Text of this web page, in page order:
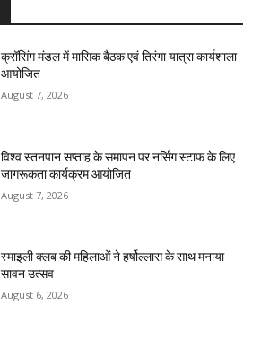
क्रॉसिंग मंडल में मासिक बैठक एवं तिरंगा यात्रा कार्यशाला
आयोजित
August 7, 2026
विश्व स्तनपान सप्ताह के समापन पर नर्सिंग स्टाफ के लिए
जागरूकता कार्यक्रम आयोजित
August 7, 2026
स्माइली क्लब की महिलाओं ने हर्षोल्लास के साथ मनाया
सावन उत्सव
August 6, 2026